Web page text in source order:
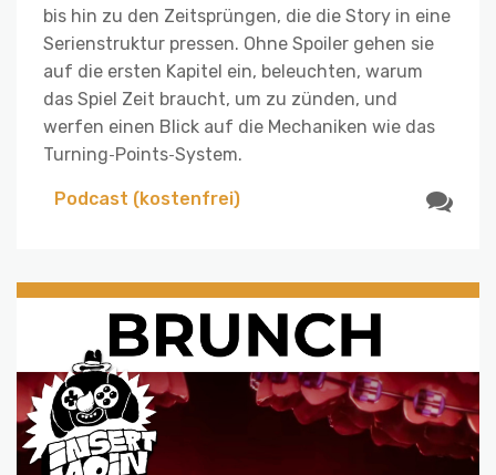
bis hin zu den Zeitsprüngen, die die Story in eine
Serienstruktur pressen. Ohne Spoiler gehen sie
auf die ersten Kapitel ein, beleuchten, warum
das Spiel Zeit braucht, um zu zünden, und
werfen einen Blick auf die Mechaniken wie das
Turning‑Points‑System.
Podcast (kostenfrei)